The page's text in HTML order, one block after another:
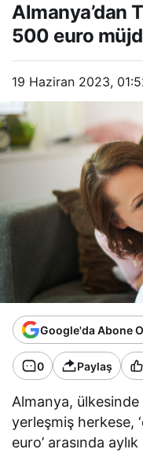
Almanya’dan
500 euro
19 Haziran 2023,
Google'da Abone
0 Paylaş
Almanya, ülkesinde
yerleşmiş herkese,
euro’ arasında